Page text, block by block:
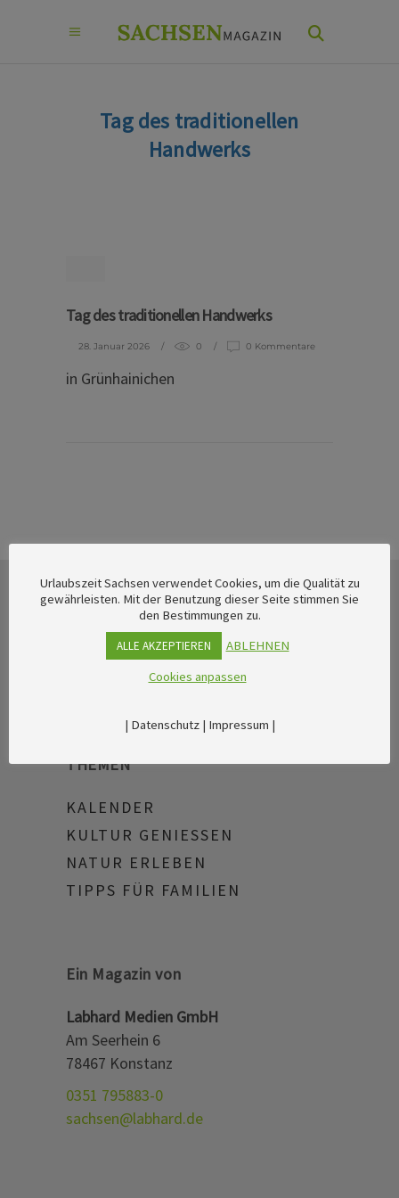
Tag des traditionellen
Handwerks
Tag des traditionellen Handwerks
28. Januar 2026 0 0 Kommentare
in Grünhainichen
THEMEN
KALENDER
KULTUR GENIESSEN
NATUR ERLEBEN
TIPPS FÜR FAMILIEN
Ein Magazin von
Labhard Medien GmbH
Am Seerhein 6
78467 Konstanz
0351 795883-0
sachsen@labhard.de
Urlaubszeit Sachsen verwendet Cookies, um die Qualität zu
gewährleisten. Mit der Benutzung dieser Seite stimmen Sie
den Bestimmungen zu.
ALLE AKZEPTIEREN
ABLEHNEN
Cookies anpassen
| Datenschutz| Impressum |